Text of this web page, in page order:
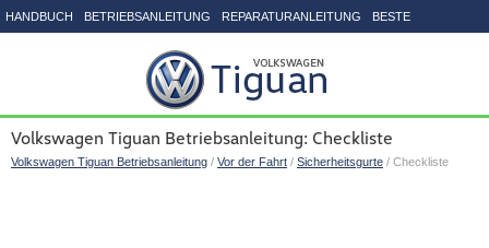
HANDBUCH BETRIEBSANLEITUNG REPARATURANLEITUNG BESTE
Volkswagen Tiguan Betriebsanleitung: Checkliste
Volkswagen Tiguan Betriebsanleitung / Vor der Fahrt / Sicherheitsgurte / Checkliste